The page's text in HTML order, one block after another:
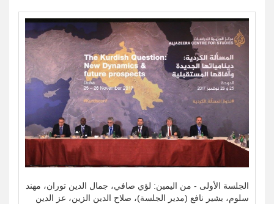
الجلسة الأولى - من اليمين: لؤي صافي، جمال الدين توران، مهند
سلوم، بشير نافع (مدير الجلسة)، صلاح الدين الزين، عز الدين